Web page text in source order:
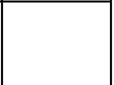
Ширина: 120 см